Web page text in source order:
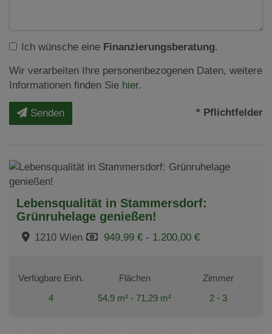
Ich wünsche eine Finanzierungsberatung.
Wir verarbeiten Ihre personenbezogenen Daten, weitere
Informationen finden Sie hier.
Senden * Pflichtfelder
Lebensqualität in Stammersdorf:
Grünruhelage genießen!
1210 Wien 949,99 € - 1.200,00 €
Verfügbare Einh.
4
Flächen
54,9 m² - 71,29 m²
Zimmer
2 - 3